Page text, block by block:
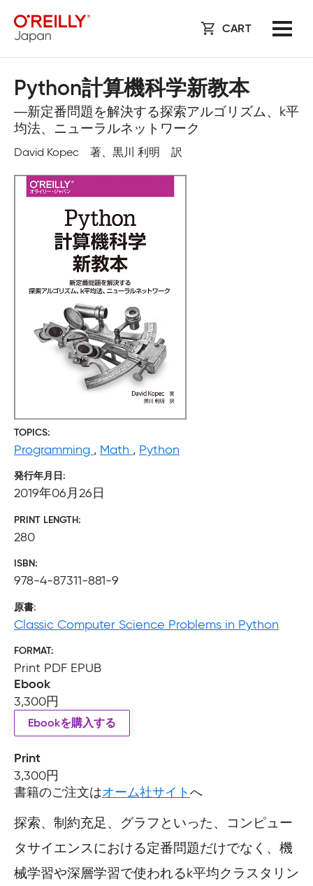
CART
Python計算機科学新教本
―新定番問題を解決する探索アルゴリズム、k平
均法、ニューラルネットワーク
David Kopec 著、黒川 利明 訳
TOPICS
Programming , Math , Python
発行年月日
2019年06月26日
PRINT LENGTH
280
ISBN
978-4-87311-881-9
原書
Classic Computer Science Problems in Python
FORMAT
Print PDF EPUB
Ebook
3,300円
Ebookを購入する
Print
3,300円
書籍のご注文はオーム社サイトへ
探索、制約充足、グラフといった、コンピュー
タサイエンスにおける定番問題だけでなく、機
械学習や深層学習で使われるk平均クラスタリン